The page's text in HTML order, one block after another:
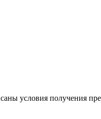
условия получения